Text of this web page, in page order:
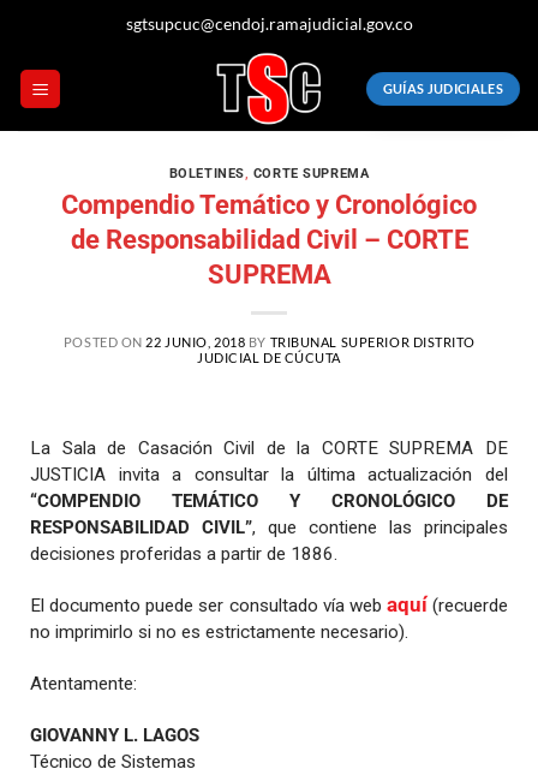
sgtsupcuc@cendoj.ramajudicial.gov.co
GUÍAS JUDICIALES
BOLETINES, CORTE SUPREMA
Compendio Temático y Cronológico
de Responsabilidad Civil – CORTE
SUPREMA
POSTED ON 22 JUNIO, 2018 BY TRIBUNAL SUPERIOR DISTRITO
JUDICIAL DE CÚCUTA
La Sala de Casación Civil de la CORTE SUPREMA DE
JUSTICIA invita a consultar la última actualización del
“COMPENDIO TEMÁTICO Y CRONOLÓGICO DE
RESPONSABILIDAD CIVIL”, que contiene las principales
decisiones proferidas a partir de 1886.
El documento puede ser consultado vía web aquí (recuerde
no imprimirlo si no es estrictamente necesario).
Atentamente:
GIOVANNY L. LAGOS
Técnico de Sistemas